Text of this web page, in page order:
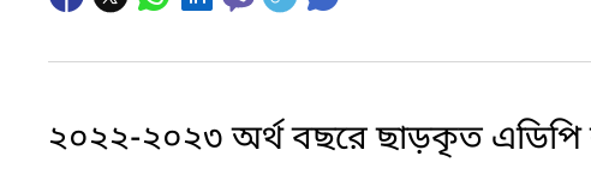
২০২২-২০২৩ অর্থ বছরে ছাড়কৃত এডিপি